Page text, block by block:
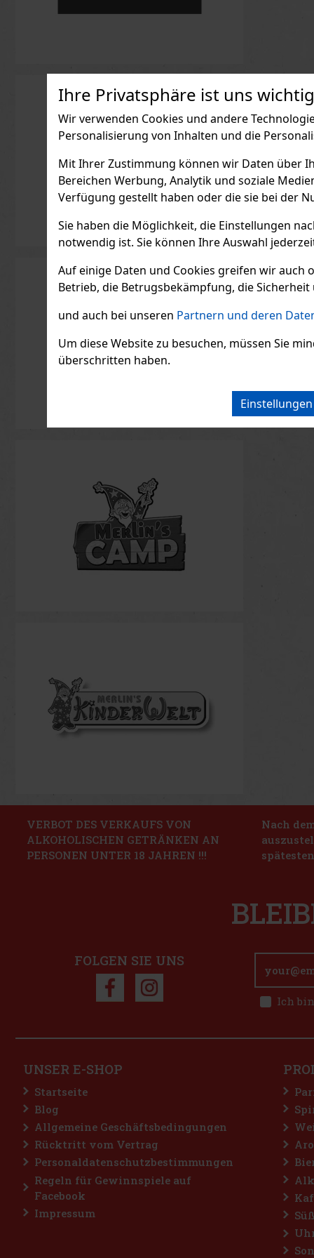
Ihre Privatsphäre ist uns
Wir verwenden Cookies und andere
Personalisierung von Inhalten und die
Mit Ihrer Zustimmung können wir Daten über
Bereichen Werbung, Analytik und soziale
Verfügung gestellt haben oder die sie bei der
Sie haben die Möglichkeit, die Einstellungen
notwendig ist. Sie können Ihre Auswahl
Auf einige Daten und Cookies greifen wir
Betrieb, die Betrugsbekämpfung, die Sicherheit
und auch bei unseren Partnern und deren
Um diese Website zu besuchen, müssen Sie
überschritten haben.
VERBOT DES VERKAUFS VON
ALKOHOLISCHEN GETRÄNKEN AN
PERSONEN UNTER 18 JAHREN !!!
Nach
FOLGEN SIE UNS
Ich
UNSER E-SHOP
Startseite
Blog
Allgemeine Geschäftsbedingungen
Rücktritt vom Vertrag
Personaldatenschutzbestimmungen
Regeln für Gewinnspiele auf
Facebook
Impressum